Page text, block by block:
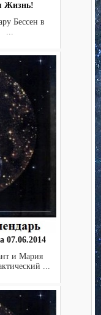
Жизнь!
Бессен в
07.06.2014
и Мария
...